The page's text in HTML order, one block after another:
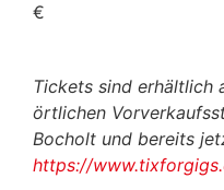
€
Tickets sind erhältlich
örtlichen
Bocholt und bereits
https://